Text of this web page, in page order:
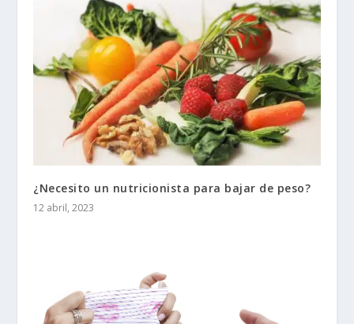
¿Necesito un nutricionista para bajar de peso?
12 abril, 2023